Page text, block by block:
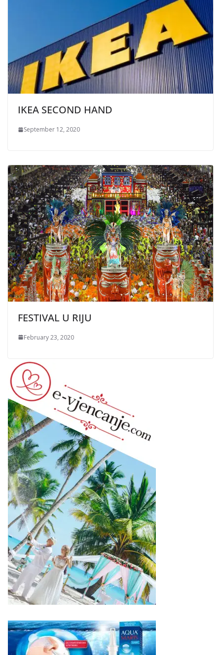
IKEA SECOND HAND
September 12, 2020
FESTIVAL U RIJU
February 23, 2020